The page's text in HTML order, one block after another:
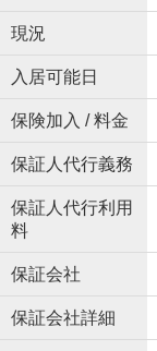
現況
入居可能日
保険加入 / 料金
保証人代行義務
保証人代行利用
料
保証会社
保証会社詳細